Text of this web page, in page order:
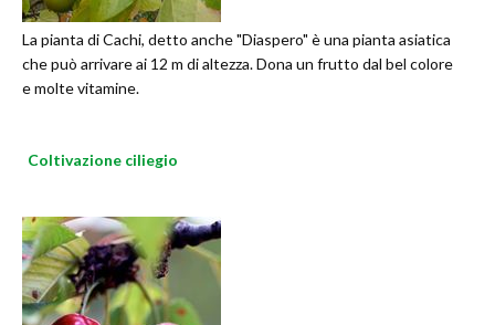
La pianta di Cachi, detto anche "Diaspero" è una pianta asiatica
che può arrivare ai 12 m di altezza. Dona un frutto dal bel colore
e molte vitamine.
Coltivazione ciliegio